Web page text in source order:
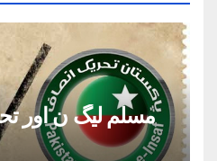
مسلم لیگ ن اور